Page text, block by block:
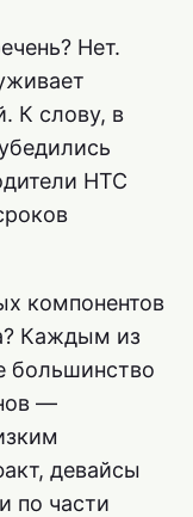
Нет.
К слову, в
HTC
компонентов
Каждым из
большинство
—
девайсы
по части